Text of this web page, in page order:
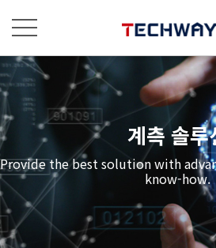
계측 솔루
Provide the best solution with
know-how.